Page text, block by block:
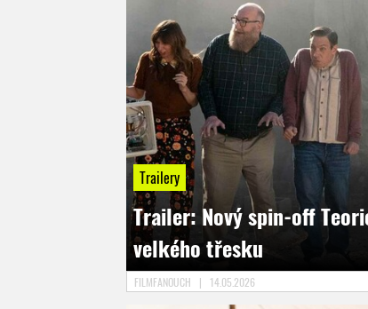
Trailery
Trailer: Nový spin-off
velkého třesku
FILMFANOUCH | 14.05.2026